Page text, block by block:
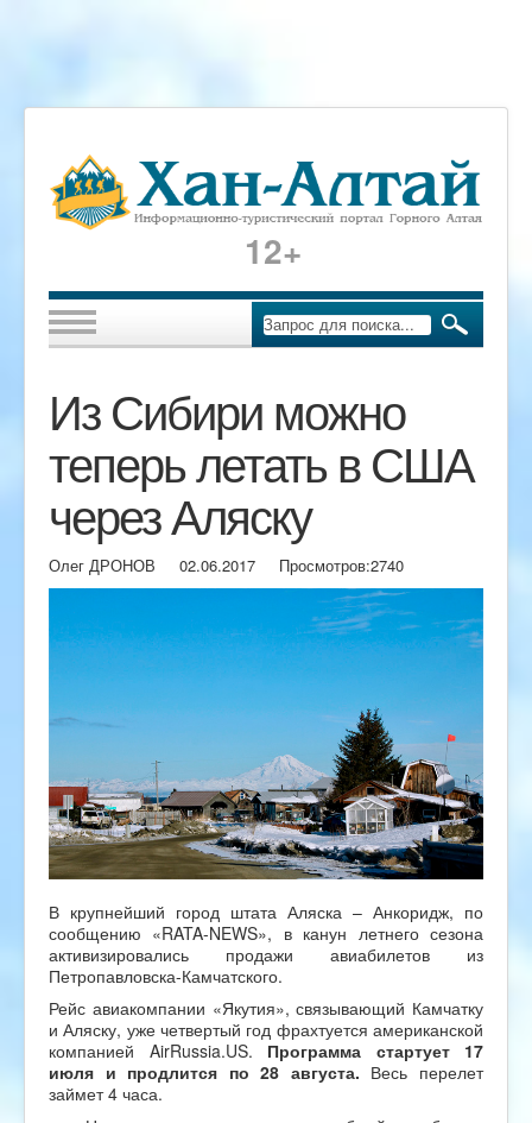
12+
Из Сибири можно
теперь летать в США
через Аляску
Олег ДРОНОВ 02.06.2017 Просмотров:2740
В крупнейший город штата Аляска – Анкоридж, по
сообщению «RATA-NEWS», в канун летнего сезона
активизировались продажи авиабилетов из
Петропавловска-Камчатского.
Рейс авиакомпании «Якутия», связывающий Камчатку
и Аляску, уже четвертый год фрахтуется американской
компанией AirRussia.US. Программа стартует 17
июля и продлится по 28 августа. Весь перелет
займет 4 часа.